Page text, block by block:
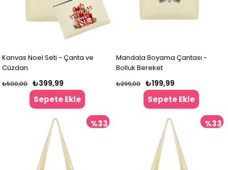
Kanvas Noel Seti - Çanta ve
Cüzdan
₺399,99
₺500,00
Sepete Ekle
Mandala Boyama Çantası -
Bolluk Bereket
₺199,99
₺299,00
Sepete Ekle
%33 %33